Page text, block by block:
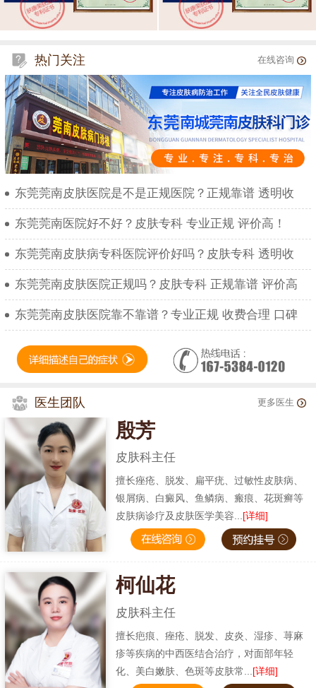
热门关注 在线咨询
东莞莞南皮肤医院是不是正规医院？正规靠谱 透明收
东莞莞南医院好不好？皮肤专科 专业正规 评价高！
东莞莞南皮肤病专科医院评价好吗？皮肤专科 透明收
东莞莞南皮肤医院正规吗？皮肤专科 正规靠谱 评价高
东莞莞南皮肤医院靠不靠谱？专业正规 收费合理 口碑
医生团队 更多医生
殷芳
皮肤科主任
擅长痤疮、脱发、扁平疣、过敏性皮肤病、
银屑病、白癜风、鱼鳞病、瘢痕、花斑癣等
皮肤病诊疗及皮肤医学美容... [详细]
柯仙花
皮肤科主任
擅长疤痕、痤疮、脱发、皮炎、湿疹、荨麻
疹等疾病的中西医结合治疗，对面部年轻
化、美白嫩肤、色斑等皮肤常... [详细]